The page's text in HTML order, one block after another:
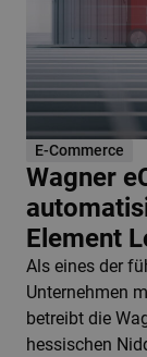
E-Commerce
Wagner
Element
Als eines der
Unternehmen
betreibt die
hessischen